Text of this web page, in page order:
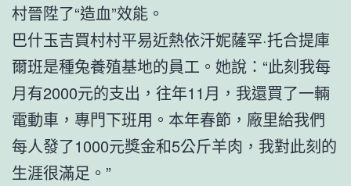
村晉陞了“造血”效能。
巴什玉吉買村村平易近熱依汗妮薩罕·托合提庫
爾班是種兔養殖基地的員工。她說：“此刻我每
月有2000元的支出，往年11月，我還買了一輛
電動車，專門下班用。本年春節，廠里給我們
每人發了1000元獎金和5公斤羊肉，我對此刻的
生涯很滿足。”